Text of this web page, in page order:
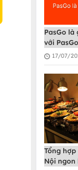
PasGo
với PasGo
17/07/
Tổng hợp
Nội ngon